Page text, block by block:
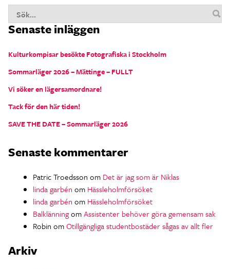
Senaste inläggen
Kulturkompisar besökte Fotografiska i Stockholm
Sommarläger 2026 – Mättinge – FULLT
Vi söker en lägersamordnare!
Tack för den här tiden!
SAVE THE DATE – Sommarläger 2026
Senaste kommentarer
Patric Troedsson om Det är jag som är Niklas
linda garbén om Hässleholmförsöket
linda garbén om Hässleholmförsöket
BalklänningomAssistenter behöver göra gemensam sak
Robin omOtillgängliga studentbostäder sågas av allt fler
Arkiv